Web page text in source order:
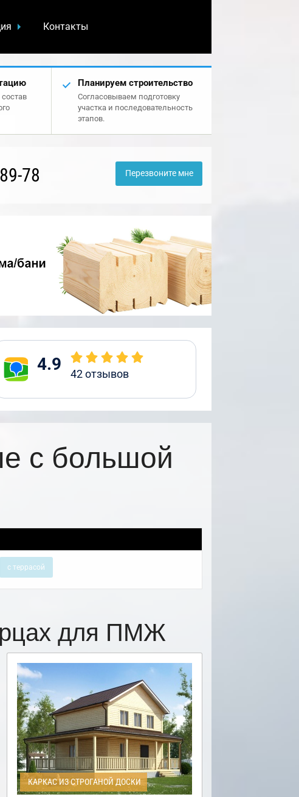
Контакты
Планируем строительство
Согласовываем подготовку
участка и последовательность
этапов.
78 Перезвоните мне
4.9 42отзывов
с большой
с террасой
для ПМЖ
КАРКАС ИЗ СТРОГАНОЙ ДОСКИ